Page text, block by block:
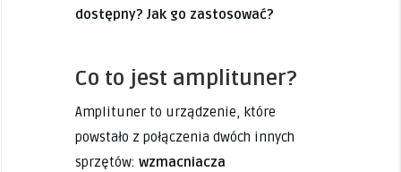
dostępny? Jak go zastosować?
Co to jest amplituner?
Amplituner to urządzenie, które
powstało z połączenia dwóch innych
sprzętów: wzmacniacza